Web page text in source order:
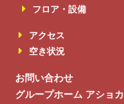
フロア・設備
アクセス
空き状況
お問い合わせ
グループホーム アショカ